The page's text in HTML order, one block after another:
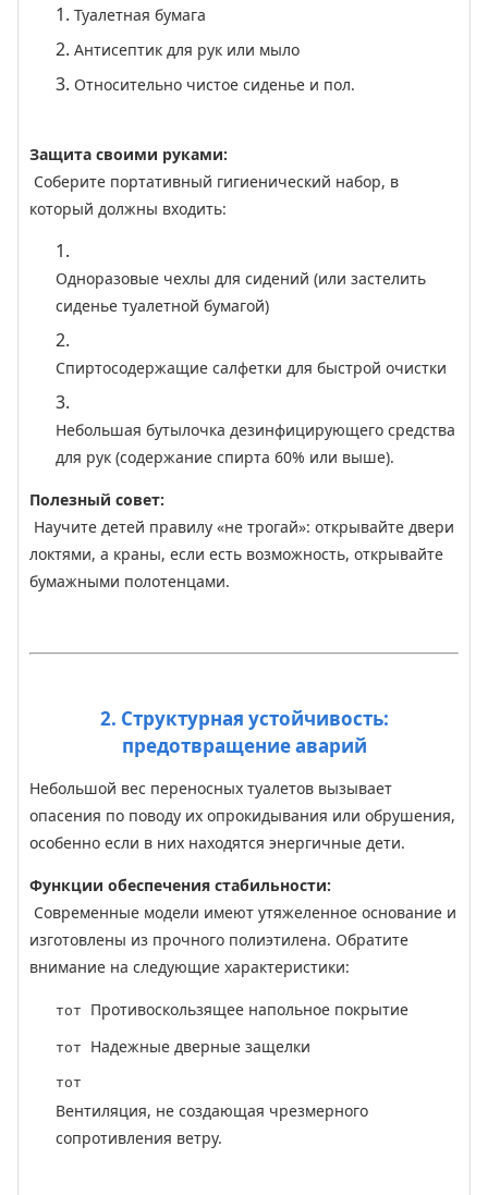
1. Туалетная бумага
2. Антисептик для рук или мыло
3. Относительно чистое сиденье и пол.
Защита своими руками:
Соберите портативный гигиенический набор, в
который должны входить:
1.
Одноразовые чехлы для сидений (или застелить
сиденье туалетной бумагой)
2.
Спиртосодержащие салфетки для быстрой очистки
3.
Небольшая бутылочка дезинфицирующего средства
для рук (содержание спирта 60% или выше).
Полезный совет:
Научите детей правилу «не трогай»: открывайте двери
локтями, а краны, если есть возможность, открывайте
бумажными полотенцами.
2. Структурная устойчивость:
предотвращение аварий
Небольшой вес переносных туалетов вызывает
опасения по поводу их опрокидывания или обрушения,
особенно если в них находятся энергичные дети.
Функции обеспечения стабильности:
Современные модели имеют утяжеленное основание и
изготовлены из прочного полиэтилена. Обратите
внимание на следующие характеристики:
тот Противоскользящее напольное покрытие
тот Надежные дверные защелки
тот
Вентиляция, не создающая чрезмерного
сопротивления ветру.